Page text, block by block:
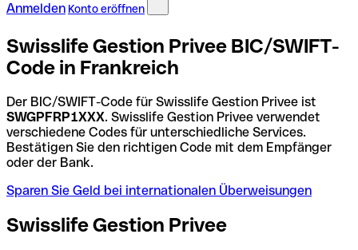
Anmelden Konto eröffnen
Swisslife Gestion Privee BIC/SWIFT-
Code in Frankreich
Der BIC/SWIFT-Code für Swisslife Gestion Privee ist
SWGPFRP1XXX. Swisslife Gestion Privee verwendet
verschiedene Codes für unterschiedliche Services.
Bestätigen Sie den richtigen Code mit dem Empfänger
oder der Bank.
Sparen Sie Geld bei internationalen Überweisungen
Swisslife Gestion Privee